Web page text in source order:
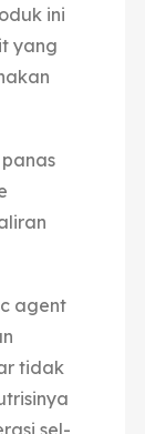
ini
yang
agent
tidak